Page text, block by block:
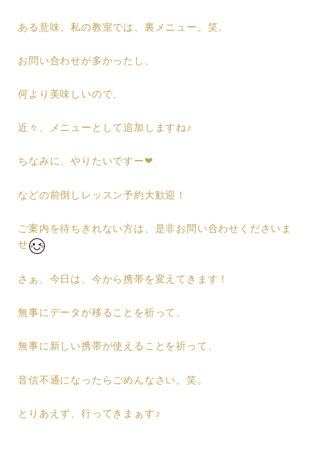
ある意味、私の教室では、裏メニュー。笑。
お問い合わせが多かったし、
何より美味しいので、
近々、メニューとして追加しますね♪
ちなみに、やりたいですー❤︎
などの前倒しレッスン予約大歓迎！
ご案内を待ちきれない方は、是非お問い合わせくださいま
せ
さぁ、今日は、今から携帯を変えてきます！
無事にデータが移ることを祈って、
無事に新しい携帯が使えることを祈って、
音信不通になったらごめんなさい。笑。
とりあえず、行ってきまぁす♪